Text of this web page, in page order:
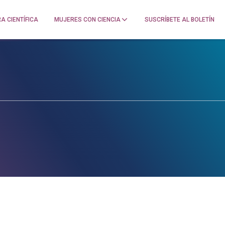
CIENTÍFICA MUJERES CON CIENCIA SUSCRÍBETE AL BOLETÍN